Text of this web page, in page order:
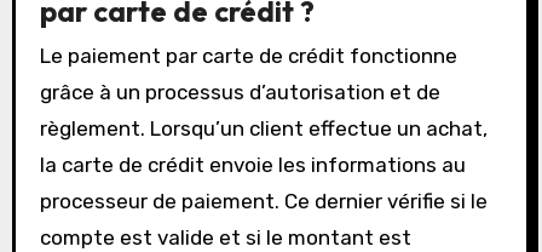
par carte de crédit ?
Le paiement par carte de crédit fonctionne
grâce à un processus d’autorisation et de
règlement. Lorsqu’un client effectue un achat,
la carte de crédit envoie les informations au
processeur de paiement. Ce dernier vérifie si le
compte est valide et si le montant est